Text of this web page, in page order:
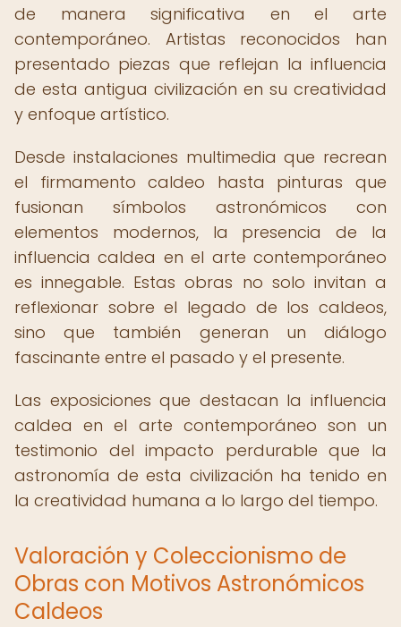
de manera significativa en el arte
contemporáneo. Artistas reconocidos han
presentado piezas que reflejan la influencia
de esta antigua civilización en su creatividad
y enfoque artístico.
Desde instalaciones multimedia que recrean
el firmamento caldeo hasta pinturas que
fusionan símbolos astronómicos con
elementos modernos, la presencia de la
influencia caldea en el arte contemporáneo
es innegable. Estas obras no solo invitan a
reflexionar sobre el legado de los caldeos,
sino que también generan un diálogo
fascinante entre el pasado y el presente.
Las exposiciones que destacan la influencia
caldea en el arte contemporáneo son un
testimonio del impacto perdurable que la
astronomía de esta civilización ha tenido en
la creatividad humana a lo largo del tiempo.
Valoración y Coleccionismo de
Obras con Motivos Astronómicos
Caldeos